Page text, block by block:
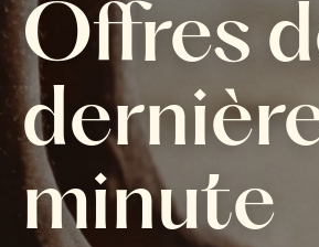
Offres
minute